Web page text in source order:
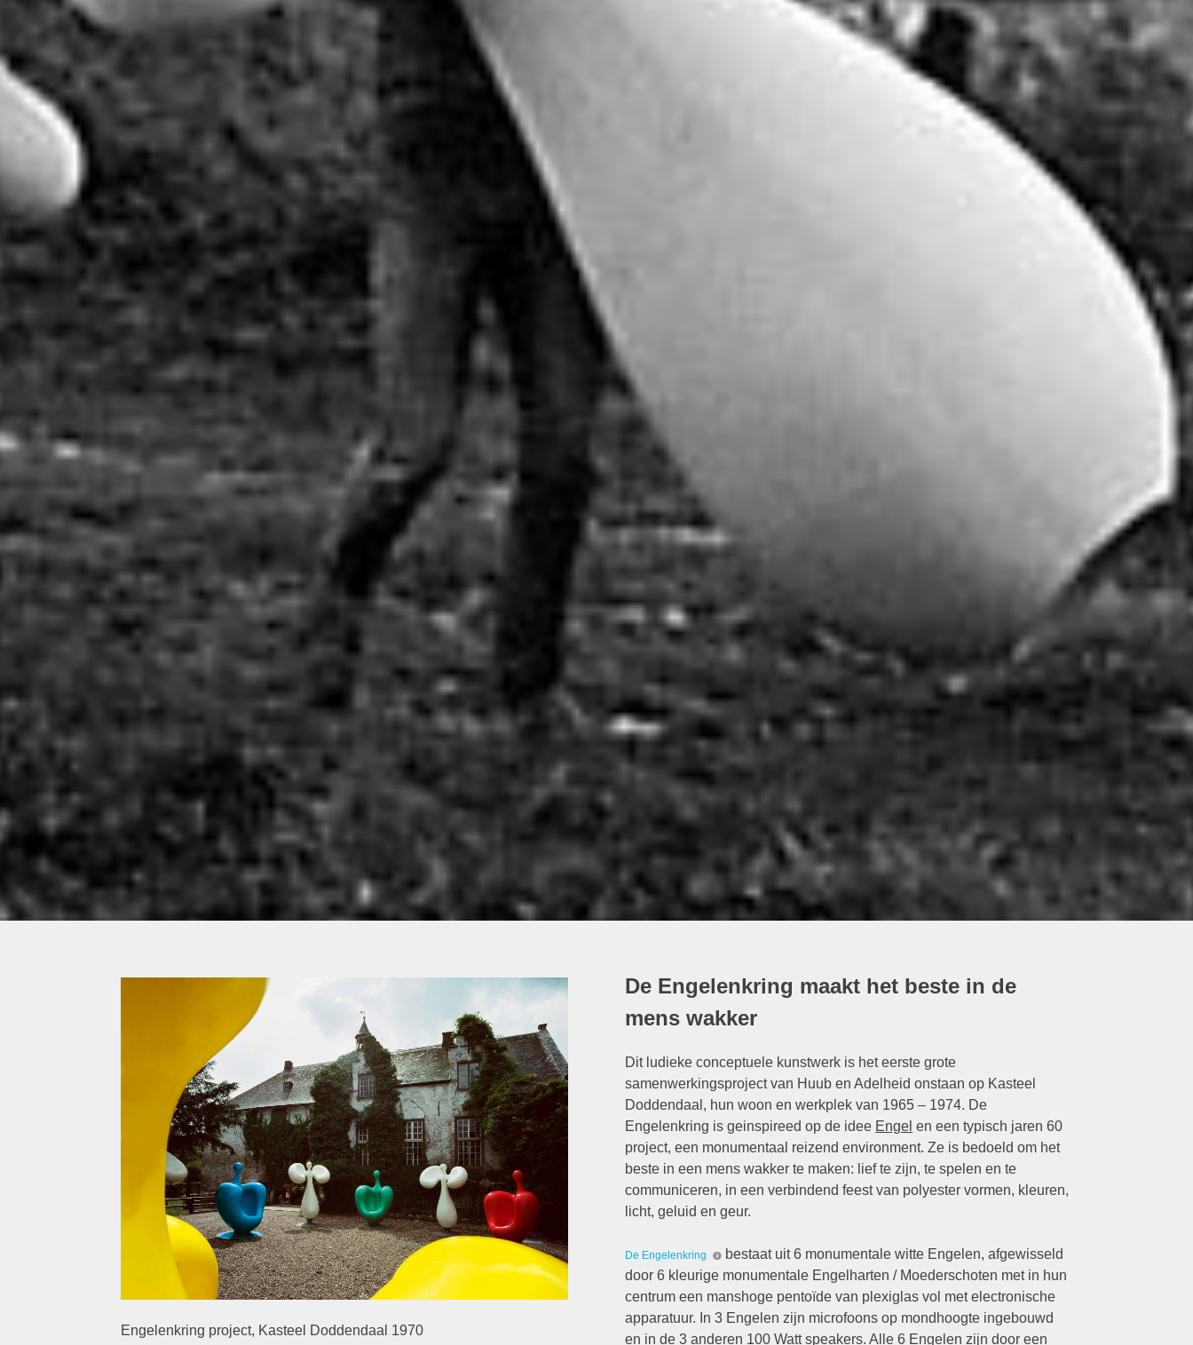
Engelenkring project, Kasteel Doddendaal 1970
De Engelenkring maakt het beste in de
mens wakker
Dit ludieke conceptuele kunstwerk is het eerste grote
samenwerkingsproject van Huub en Adelheid onstaan op Kasteel
Doddendaal, hun woon en werkplek van 1965 – 1974. De
Engelenkring is geinspireed op de idee Engel en een typisch jaren 60
project, een monumentaal reizend environment. Ze is bedoeld om het
beste in een mens wakker te maken: lief te zijn, te spelen en te
communiceren, in een verbindend feest van polyester vormen, kleuren,
licht, geluid en geur.
De Engelenkring
bestaat uit 6 monumentale witte Engelen, afgewisseld
door 6 kleurige monumentale Engelharten / Moederschoten met in hun
centrum een manshoge pentoïde van plexiglas vol met electronische
apparatuur. In 3 Engelen zijn microfoons op mondhoogte ingebouwd
en in de 3 anderen 100 Watt speakers. Alle 6 Engelen zijn door een